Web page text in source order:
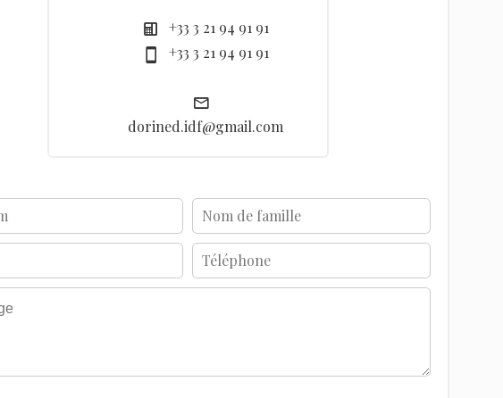
+33 3 21 94 91 91
+33 3 21 94 91 91
dorined.idf@gmail.com